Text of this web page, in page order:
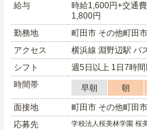
給与
時給1,600円+交通
1,800円
勤務地
町田市 その他町田市
アクセス
横浜線 淵野辺駅 バ
シフト
週5日以上 1日7時
時間帯
早朝 朝
面接地
町田市 その他町田市
応募先
学校法人桜美林学園 桜